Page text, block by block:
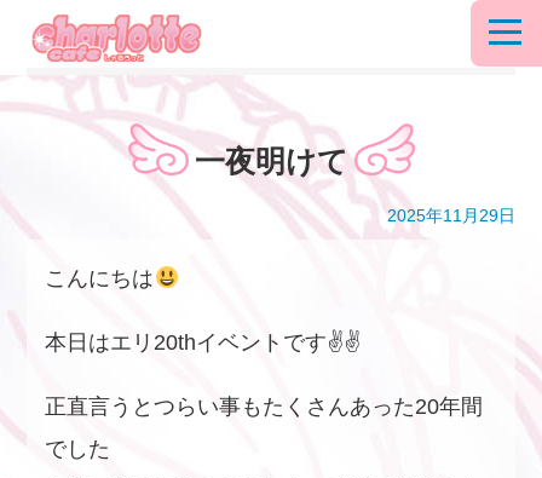
一夜明けて
2025年11月29日
こんにちは
本日はエリ20thイベントです✌️✌️
正直言うとつらい事もたくさんあった20年間
でした